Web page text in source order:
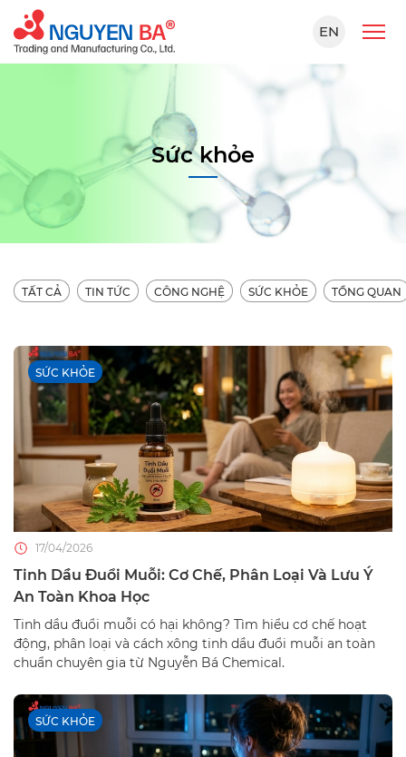
EN
Sức khỏe
TẤT CẢ TIN TỨC CÔNG NGHỆ SỨC KHỎE TỔNG QUAN
SỨC KHỎE
17/04/2026
Tinh Dầu Đuổi Muỗi: Cơ Chế, Phân Loại Và Lưu Ý
An Toàn Khoa Học
Tinh dầu đuổi muỗi có hại không? Tìm hiểu cơ chế hoạt
động, phân loại và cách xông tinh dầu đuổi muỗi an toàn
chuẩn chuyên gia từ Nguyễn Bá Chemical.
SỨC KHỎE